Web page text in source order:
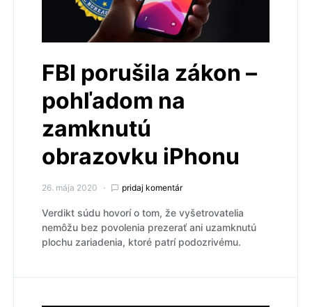
FBI porušila zákon –
pohľadom na
zamknutú
obrazovku iPhonu
26. mája 2020 pridaj komentár
Verdikt súdu hovorí o tom, že vyšetrovatelia
nemôžu bez povolenia prezerať ani uzamknutú
plochu zariadenia, ktoré patrí podozrivému.